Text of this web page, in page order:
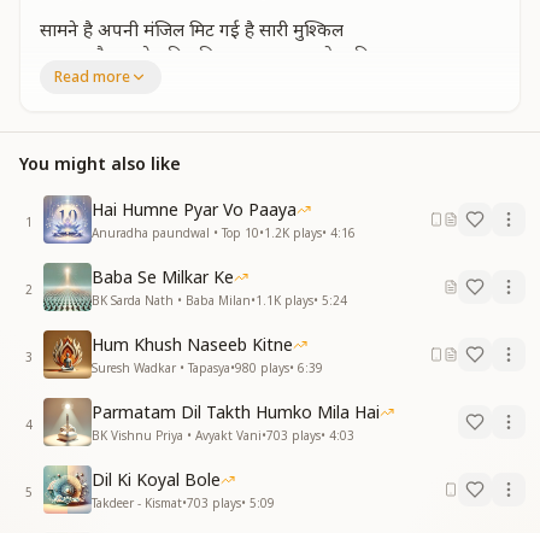
सामने है अपनी मंजिल मिट गई है सारी मुश्किल
कह रहा है अब मेरा दिल मिल गया अब हमको साहिल
चाहत थी जो युगों योगी की वो मंजर का दीदार मिला
क्या खूब है तकदीर हमारी हमको प्रभु का प्यार मिला
जिसकी थी तलाश हमे उस साथी का संसार मिला
क्या खूब है तकदीर हमारी हमको प्रभु का प्यार मिला
क्या खूब है तकदीर हमारी हमको प्रभु का प्यार मिला
_________"
Read more
You might also like
1
Hai Humne Pyar Vo Paaya
Anuradha paundwal • Top 10•1.2K plays• 4:16
2
Baba Se Milkar Ke
BK Sarda Nath • Baba Milan•1.1K plays• 5:24
3
Hum Khush Naseeb Kitne
Suresh Wadkar • Tapasya•980 plays• 6:39
4
Parmatam Dil Takth Humko Mila Hai
BK Vishnu Priya • Avyakt Vani•703 plays• 4:03
5
Dil Ki Koyal Bole
Takdeer - Kismat•703 plays• 5:09